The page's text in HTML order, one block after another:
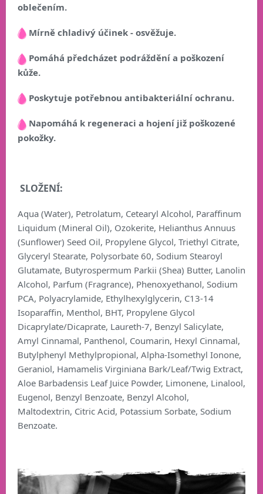
oblečením.
Mírně chladivý účinek - osvěžuje.
Pomáhá předcházet podráždění a poškození
kůže.
Poskytuje potřebnou antibakteriální ochranu.
Napomáhá k regeneraci a hojení již poškozené
pokožky.
SLOŽENÍ:
Aqua (Water), Petrolatum, Cetearyl Alcohol, Paraffinum
Liquidum (Mineral Oil), Ozokerite, Helianthus Annuus
(Sunflower) Seed Oil, Propylene Glycol, Triethyl Citrate,
Glyceryl Stearate, Polysorbate 60, Sodium Stearoyl
Glutamate, Butyrospermum Parkii (Shea) Butter, Lanolin
Alcohol, Parfum (Fragrance), Phenoxyethanol, Sodium
PCA, Polyacrylamide, Ethylhexylglycerin, C13-14
Isoparaffin, Menthol, BHT, Propylene Glycol
Dicaprylate/Dicaprate, Laureth-7, Benzyl Salicylate,
Amyl Cinnamal, Panthenol, Coumarin, Hexyl Cinnamal,
Butylphenyl Methylpropional, Alpha-Isomethyl Ionone,
Geraniol, Hamamelis Virginiana Bark/Leaf/Twig Extract,
Aloe Barbadensis Leaf Juice Powder, Limonene, Linalool,
Eugenol, Benzyl Benzoate, Benzyl Alcohol,
Maltodextrin, Citric Acid, Potassium Sorbate, Sodium
Benzoate.